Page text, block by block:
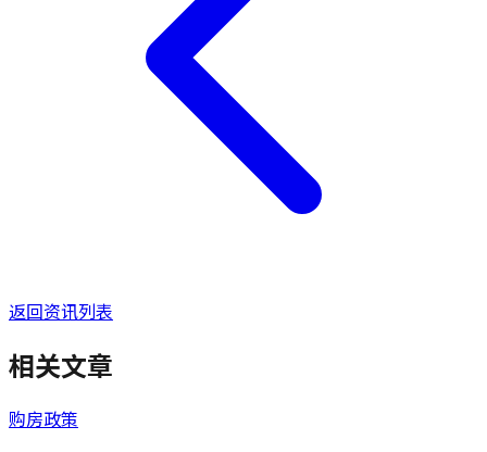
返回资讯列表
相关文章
购房政策